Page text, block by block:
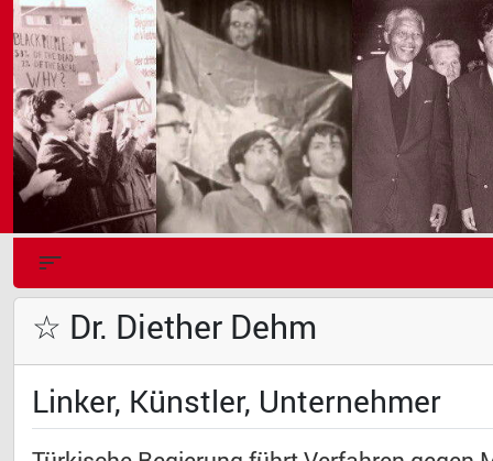
☆ Dr. Diether Dehm
Linker, Künstler, Unternehmer